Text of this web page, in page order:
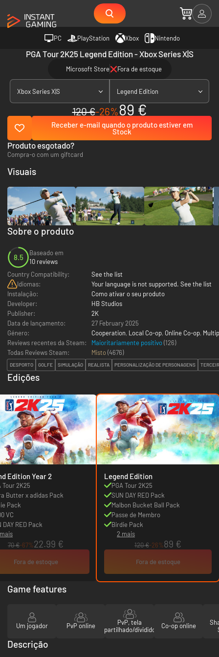
PC PlayStation Xbox Nintendo
PGA Tour 2K25 Legend Edition - Xbox Series X|S
Microsoft Store Fora de estoque
Xbox Series X|S Legend Edition
120 €-26%89 €
Receber e-mail quando o produto estiver em
Stock
Produto esgotado?
Compra-o com um giftcard
Sobre o produto
8.5
Baseado em
10 reviews
Country Compatibility:
See the list
Idiomas:
Your language is not supported. See the list
Instalação:
Como ativar o seu produto
Developer:
HB Studios
Publisher:
2K
Data de lançamento:
27 February 2025
Género:
Cooperation, Local Co-op, Online Co-op,
Reviews recentes da Steam:
Maioritariamente positivo(126)
Todas Reviews Steam:
Misto(4676)
DESPORTO GOLFE SIMULAÇÃO REALISTA PERSONALIZAÇÃO DE PERSONAGENS
Edições
Edition Year 2
Tour 2K25
Butter x adidas Pack
Pack
VC
DAY RED Pack
70 €-67%22.99 €
Fora de estoque
Legend Edition
PGA Tour 2K25
SUN DAY RED Pack
Malbon Bucket Ball Pack
Passe de Membro
Birdie Pack
2 mais
120 €-26%89 €
Fora de estoque
Visuais
Game features
Um jogador PvP online
PvP, tela
partilhado/dividido
Co-op online
Descrição